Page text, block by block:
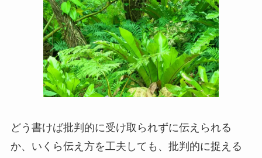
どう書けば批判的に受け取られずに伝えられる
か、いくら伝え方を工夫しても、批判的に捉える